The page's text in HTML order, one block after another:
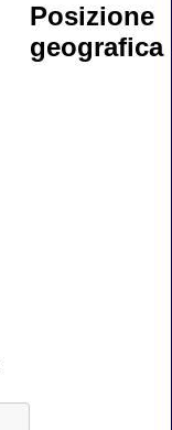
Posizione
geografica